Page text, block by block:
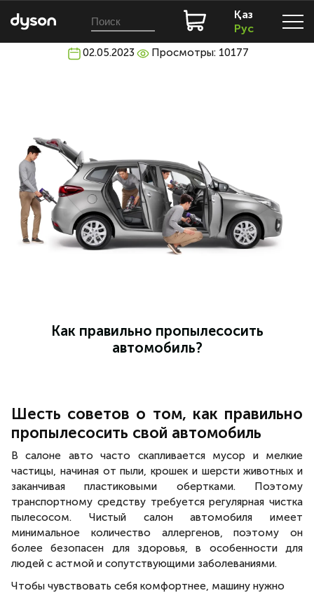
Қаз
Рус
02.05.2023 Просмотры: 10177
Как правильно пропылесосить
автомобиль?
Шесть советов о том, как правильно
пропылесосить свой автомобиль
В салоне авто часто скапливается мусор и мелкие
частицы, начиная от пыли, крошек и шерсти животных и
заканчивая пластиковыми обертками. Поэтому
транспортному средству требуется регулярная чистка
пылесосом. Чистый салон автомобиля имеет
минимальное количество аллергенов, поэтому он
более безопасен для здоровья, в особенности для
людей с астмой и сопутствующими заболеваниями.
Чтобы чувствовать себя комфортнее, машину нужно